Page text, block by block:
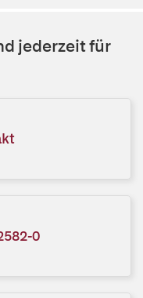
jederzeit für
0